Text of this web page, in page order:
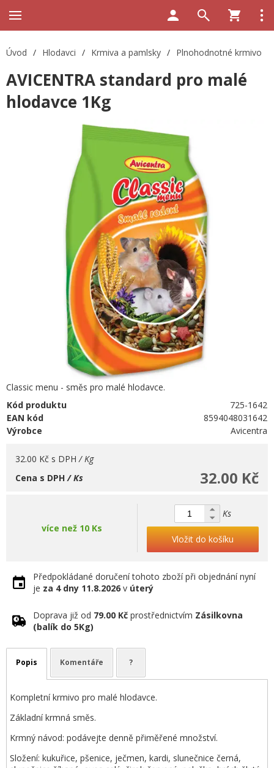
Úvod / Hlodavci / Krmiva a pamlsky / Plnohodnotné krmivo
AVICENTRA standard pro malé
hlodavce 1Kg
Classic menu - směs pro malé hlodavce.
Kód produktu
725-1642
EAN kód
8594048031642
Výrobce
Avicentra
32.00 Kč s DPH / Kg
32.00 Kč
Cena s DPH/ Ks
více než 10 Ks
Ks
Vložit do košíku
Předpokládané doručení tohoto zboží při objednání nyní
je za 4 dny 11.8.2026 v úterý
Doprava již od 79.00 Kč prostřednictvím Zásilkovna
(balík do 5Kg)
Popis Komentáře ?
Kompletní krmivo pro malé hlodavce.
Základní krmná směs.
Krmný návod: podávejte denně přiměřené množství.
Složení: kukuřice, pšenice, ječmen, kardi, slunečnice černá,